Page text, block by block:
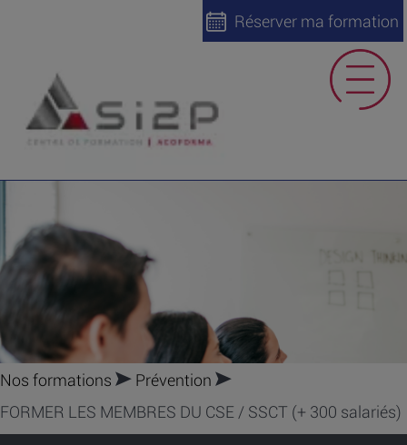
Réserver ma formation
Nos formations
Prévention
FORMER LES MEMBRES DU CSE / SSCT (+ 300 salariés)